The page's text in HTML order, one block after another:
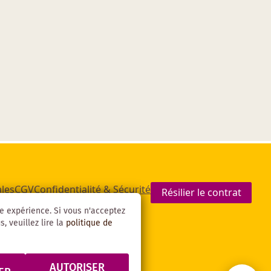
CGVConfidentialité & Sécurité
Résilier le contrat
Si vous n'acceptez
veuillez lire la politique de